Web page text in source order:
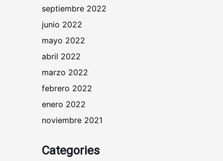
septiembre 2022
junio 2022
mayo 2022
abril 2022
marzo 2022
febrero 2022
enero 2022
noviembre 2021
Categories